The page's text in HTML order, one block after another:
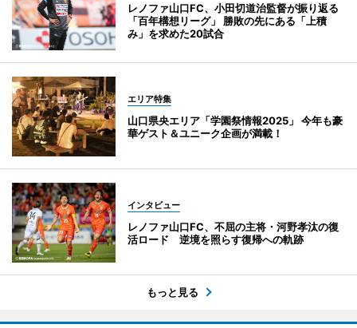
レノファ山口FC、小田切道治監督が振り返る
「百年構想リーグ」 勝敗の先にある「上積
み」を求めた20試合
エリア特集
山口県央エリア「学園祭情報2025」 今年も豪
華ゲスト＆ユニーク企画が満載！
インタビュー
レノファ山口FC、不屈の主将・河野孝汰の復
活ロード 逆境を照らす復帰への軌跡
もっと見る